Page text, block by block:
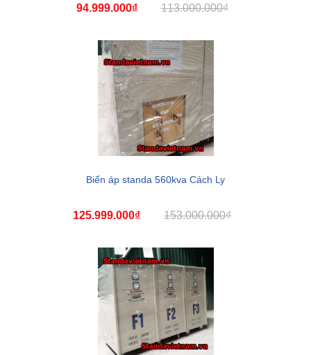
94.999.000₫ 113.000.000₫
Biến áp standa 560kva Cách Ly
125.999.000₫ 153.000.000₫